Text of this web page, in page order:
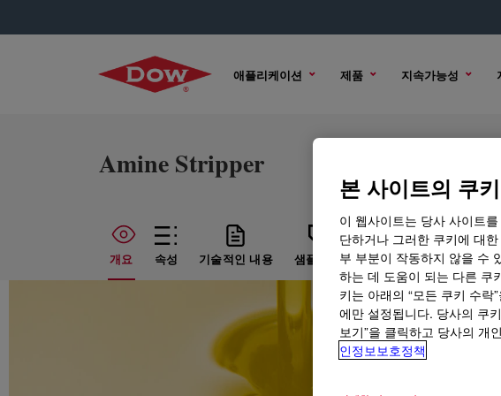
애플리케이션 제품 지속가능성
Amine Stripper
개요 속성 기술적인 내용 샘플 옵션 구매 옵션
본 사이트의 쿠
이 웹사이트는 당사 사이트
단하거나 그러한 쿠키에 대
부 부분이 작동하지 않을 수
하는 데 도움이 되는 다른 쿠
키는 아래의 “모든 쿠키 수
에만 설정됩니다. 당사의 쿠
보기”을 클릭하고 당사의 개
인정보보호정책